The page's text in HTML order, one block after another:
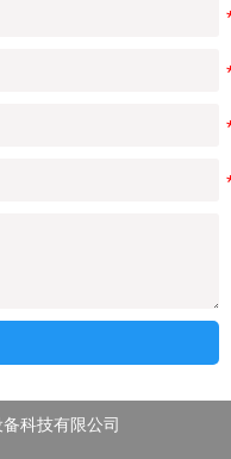
科技有限公司